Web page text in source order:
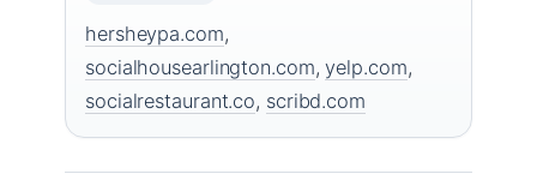
hersheypa.com,
socialhousearlington.com,yelp.com,
socialrestaurant.co, scribd.com